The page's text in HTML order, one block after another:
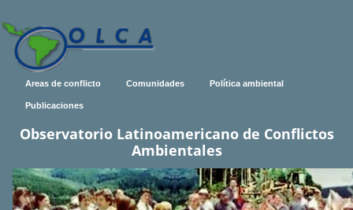
Areas de conflicto Comunidades Política ambiental
Publicaciones
Observatorio Latinoamericano de Conflictos
Ambientales